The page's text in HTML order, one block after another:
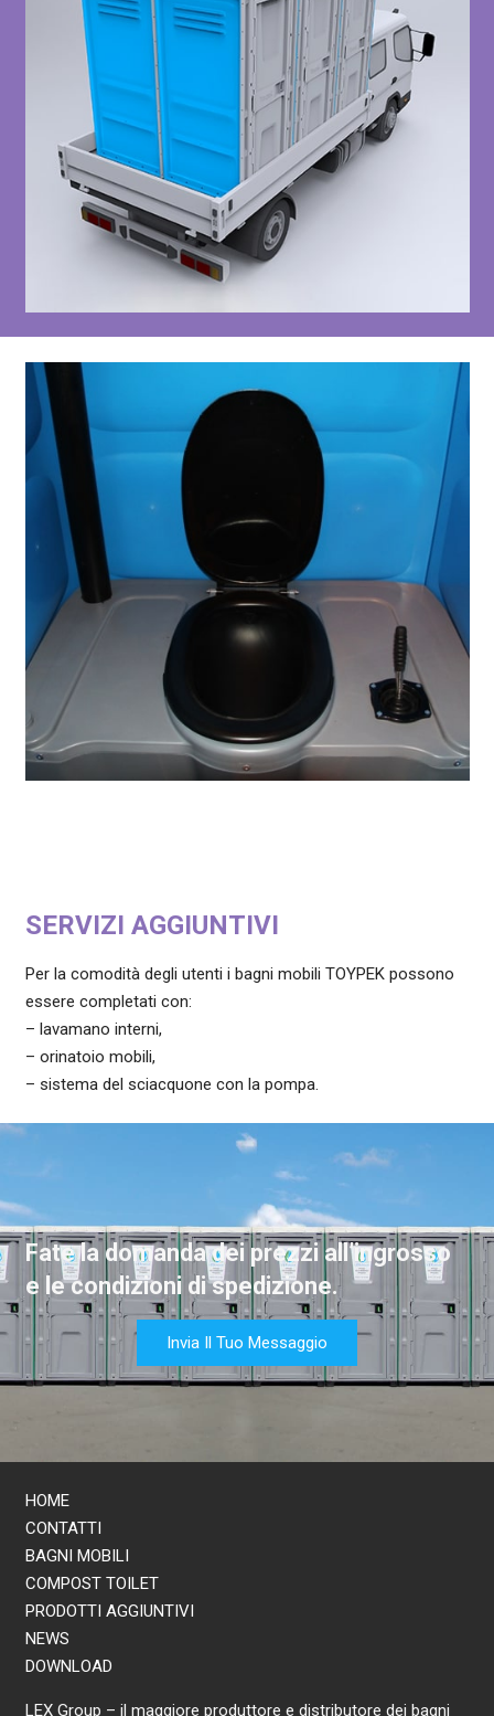
SERVIZI AGGIUNTIVI
Per la comodità degli utenti i bagni mobili TOYPEK possono
essere completati con:
– lavamano interni,
– orinatoio mobili,
– sistema del sciacquone con la pompa.
Fate la domanda dei prezzi all’ingrosso
e le condizioni di spedizione.
Invia Il Tuo Messaggio
HOME
CONTATTI
BAGNI MOBILI
COMPOST TOILET
PRODOTTI AGGIUNTIVI
NEWS
DOWNLOAD
LEX Group – il maggiore produttore e distributore dei bagni